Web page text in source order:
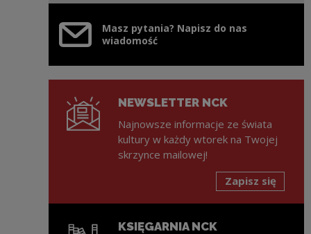
Masz pytania? Napisz do nas
wiadomość
NEWSLETTER NCK
Najnowsze informacje ze świata
kultury w każdy wtorek na Twojej
skrzynce mailowej!
Zapisz się
KSIĘGARNIA NCK